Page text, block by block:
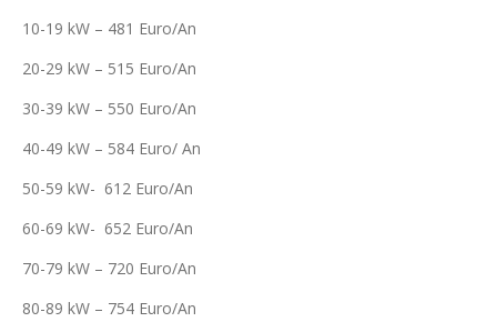
10-19 kW – 481 Euro/An
20-29 kW – 515 Euro/An
30-39 kW – 550 Euro/An
40-49 kW – 584 Euro/ An
50-59 kW- 612 Euro/An
60-69 kW- 652 Euro/An
70-79 kW – 720 Euro/An
80-89 kW – 754 Euro/An